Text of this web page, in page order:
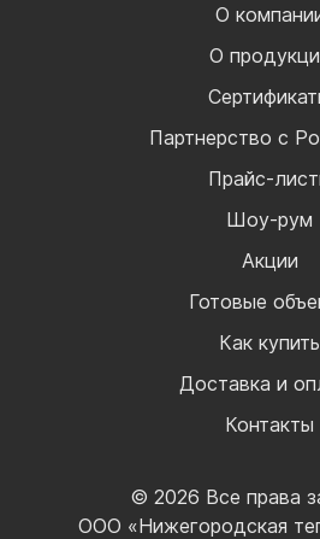
О
О
Партнерство с
Прайс-
Шоу-рум
Акции
Готовые
Как купить
Доставка и
Контакты
© 2026 Все права
ООО «Нижегородская